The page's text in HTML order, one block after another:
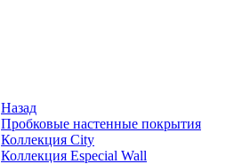
Назад
Пробковые настенные покрытия
Коллекция City
Коллекция Especial Wall